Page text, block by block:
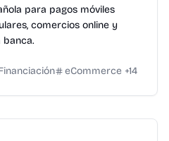
para pagos móviles
comercios online y
banca.
eCommerce +14